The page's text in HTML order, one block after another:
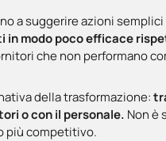
a suggerire azioni
in modo poco efficace
che non performano
della trasformazione:
o con il personale. Non è
più competitivo.